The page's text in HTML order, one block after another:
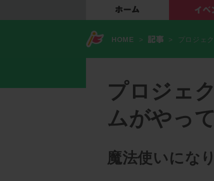
HOME > > プロジェ
プロジェ
ムがやっ
魔法使いにな